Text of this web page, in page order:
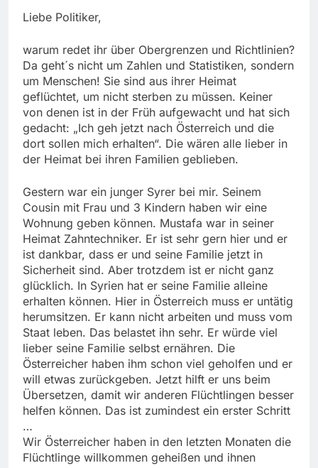
Liebe Politiker,
warum redet ihr über Obergrenzen und Richtlinien?
Da geht´s nicht um Zahlen und Statistiken, sondern
um Menschen! Sie sind aus ihrer Heimat
geflüchtet, um nicht sterben zu müssen. Keiner
von denen ist in der Früh aufgewacht und hat sich
gedacht: „Ich geh jetzt nach Österreich und die
dort sollen mich erhalten“. Die wären alle lieber in
der Heimat bei ihren Familien geblieben.
Gestern war ein junger Syrer bei mir. Seinem
Cousin mit Frau und 3 Kindern haben wir eine
Wohnung geben können. Mustafa war in seiner
Heimat Zahntechniker. Er ist sehr gern hier und er
ist dankbar, dass er und seine Familie jetzt in
Sicherheit sind. Aber trotzdem ist er nicht ganz
glücklich. In Syrien hat er seine Familie alleine
erhalten können. Hier in Österreich muss er untätig
herumsitzen. Er kann nicht arbeiten und muss vom
Staat leben. Das belastet ihn sehr. Er würde viel
lieber seine Familie selbst ernähren. Die
Österreicher haben ihm schon viel geholfen und er
will etwas zurückgeben. Jetzt hilft er uns beim
Übersetzen, damit wir anderen Flüchtlingen besser
helfen können. Das ist zumindest ein erster Schritt
…
Wir Österreicher haben in den letzten Monaten die
Flüchtlinge willkommen geheißen und ihnen